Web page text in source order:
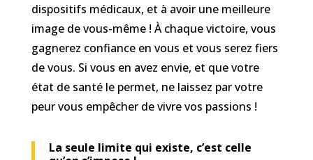
dispositifs médicaux, et à avoir une meilleure
image de vous-même ! À chaque victoire, vous
gagnerez confiance en vous et vous serez fiers
de vous. Si vous en avez envie, et que votre
état de santé le permet, ne laissez par votre
peur vous empêcher de vivre vos passions !
La seule limite qui existe, c’est celle